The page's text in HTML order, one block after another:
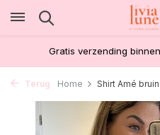
Gratis verzending
Terug Home Shirt Amé bruin